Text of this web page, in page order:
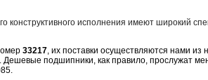
конструктивного исполнения имеют широкий
33217, их поставки осуществляются нами из
Дешевые подшипники, как правило, прослужат